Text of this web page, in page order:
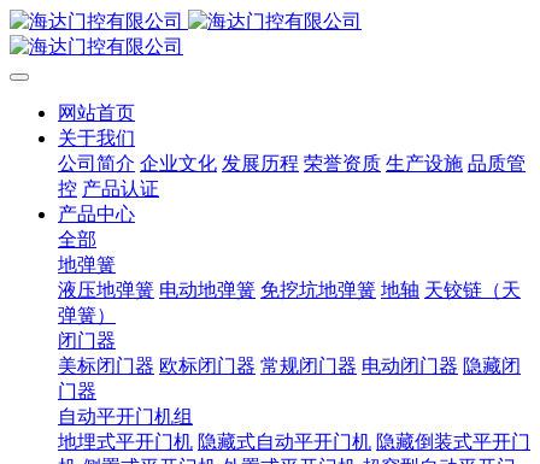
网站首页
关于我们
公司简介 企业文化 发展历程 荣誉资质 生产设施 品质管
控 产品认证
产品中心
全部
地弹簧
液压地弹簧 电动地弹簧 免挖坑地弹簧 地轴 天铰链（天
弹簧）
闭门器
美标闭门器 欧标闭门器 常规闭门器 电动闭门器 隐藏闭
门器
自动平开门机组
地埋式平开门机 隐藏式自动平开门机 隐藏倒装式平开门